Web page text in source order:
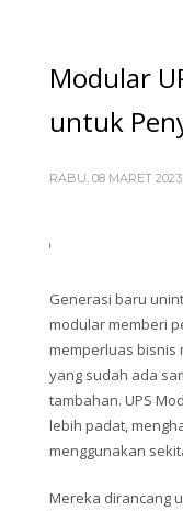
Modular
untuk
RABU, 08 MARET 2023
Generasi baru
modular memberi
memperluas bisnis
yang sudah ada
tambahan. UPS
lebih padat,
menggunakan
Mereka dirancang